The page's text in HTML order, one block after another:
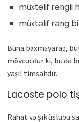
müxtəlif rəngli
müxtəlif rəng
Buna baxmayaraq,
mövcuddur ki, bu da
yaşıl timsahdır.
Lacoste polo
Rahat və şık üslubu